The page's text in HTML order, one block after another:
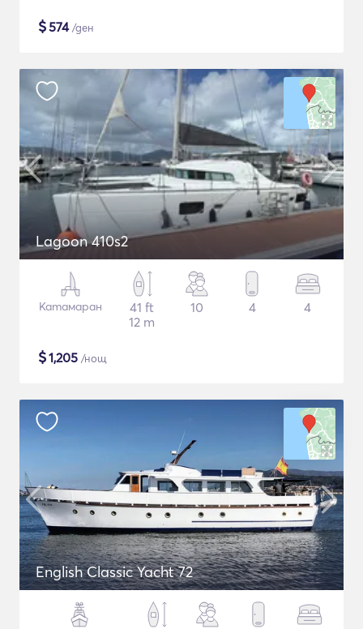
$574/ден
Lagoon 410s2
Катамаран
41 ft
12 m
10 4 4
$1,205 /нощ
English Classic Yacht 72